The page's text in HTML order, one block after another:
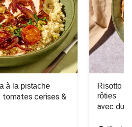
à la pistache
tomates cerises &
Risotto
rôties
avec du